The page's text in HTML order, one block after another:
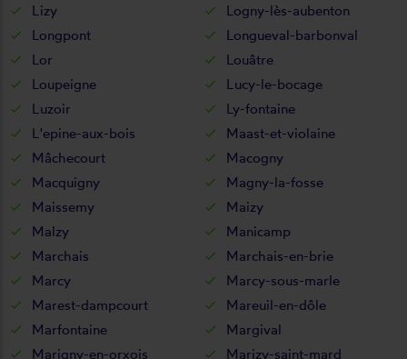
Lizy
Logny-lès-aubenton
Longpont
Longueval-barbonval
Lor
Louâtre
Loupeigne
Lucy-le-bocage
Luzoir
Ly-fontaine
L'epine-aux-bois
Maast-et-violaine
Mâchecourt
Macogny
Macquigny
Magny-la-fosse
Maissemy
Maizy
Malzy
Manicamp
Marchais
Marchais-en-brie
Marcy
Marcy-sous-marle
Marest-dampcourt
Mareuil-en-dôle
Marfontaine
Margival
Marigny-en-orxois
Marizy-saint-mard